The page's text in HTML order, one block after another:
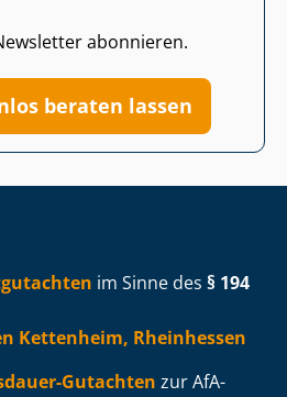
abonnieren.
beraten lassen
im Sinne des § 194
Kettenheim, Rheinhessen
Gutachten zur AfA-